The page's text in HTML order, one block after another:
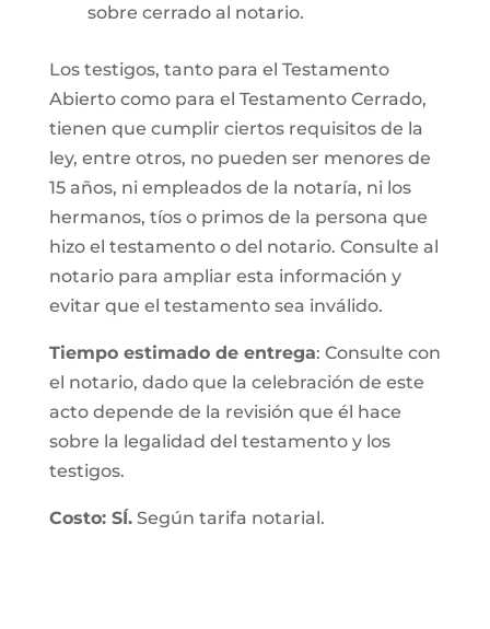
sobre cerrado al notario.
Los testigos, tanto para el Testamento
Abierto como para el Testamento Cerrado,
tienen que cumplir ciertos requisitos de la
ley, entre otros, no pueden ser menores de
15 años, ni empleados de la notaría, ni los
hermanos, tíos o primos de la persona que
hizo el testamento o del notario. Consulte al
notario para ampliar esta información y
evitar que el testamento sea inválido.
Tiempo estimado de entrega: Consulte con
el notario, dado que la celebración de este
acto depende de la revisión que él hace
sobre la legalidad del testamento y los
testigos.
Costo: SÍ.Según tarifa notarial.